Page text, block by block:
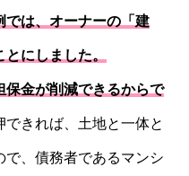
では、オーナーの「建
とにしました。
保金が削減できるからで
できれば、土地と一体と
で、債務者であるマンシ